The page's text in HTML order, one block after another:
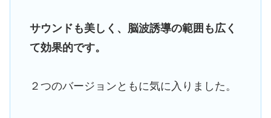
サウンドも美しく、脳波誘導の範囲も広く
て効果的です。
２つのバージョンともに気に入りました。